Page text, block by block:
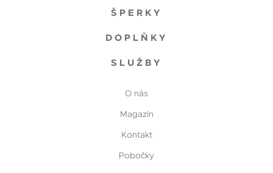
ŠPERKY
DOPLŇKY
SLUŽBY
O nás
Magazín
Kontakt
Pobočky